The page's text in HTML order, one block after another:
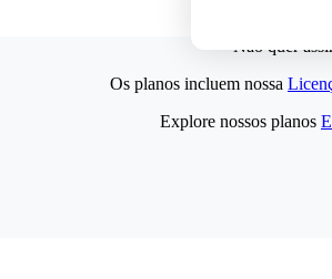
Não quer
Os planos incluem nossa
Explore nossos planos